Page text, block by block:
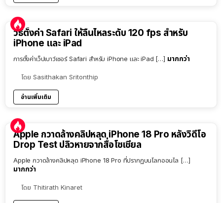
วิธีตั้งค่า Safari ให้ลื่นไหลระดับ 120 fps สำหรับ
iPhone และ iPad
การตั้งค่าเว็ปเบาว์เซอร์ Safari สำหรับ iPhone และ iPad […] มากกว่า
โดย Sasithakan Sritonthip
อ่านเพิ่มเติม
Apple กวาดล้างคลิปหลุด iPhone 18 Pro หลังวิดีโอ
Drop Test ปลิวหายจากสื่อโซเชียล
Apple กวาดล้างคลิปหลุด iPhone 18 Pro ที่ปรากฏบนโลกออนไล […]
มากกว่า
โดย Thitirath Kinaret